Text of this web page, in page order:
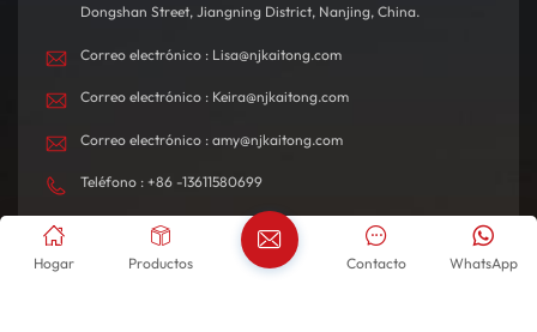
Dongshan Street, Jiangning District, Nanjing, China.
Correo electrónico : Lisa@njkaitong.com
Correo electrónico : Keira@njkaitong.com
Correo electrónico : amy@njkaitong.com
Teléfono : +86 -13611580699
Whatsapp : +8613951966615
Whatsapp : +8617354975889
Hogar Productos WhatsApp
Contacto